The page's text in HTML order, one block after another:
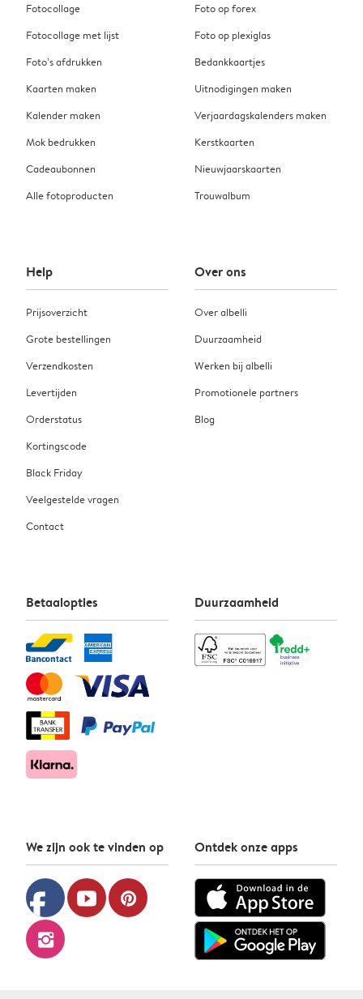
Fotocollage
Fotocollage met lijst
Foto’s afdrukken
Kaarten maken
Kalender maken
Mok bedrukken
Cadeaubonnen
Alle fotoproducten
Foto op forex
Foto op plexiglas
Bedankkaartjes
Uitnodigingen maken
Verjaardagskalenders maken
Kerstkaarten
Nieuwjaarskaarten
Trouwalbum
Help
Prijsoverzicht
Grote bestellingen
Verzendkosten
Levertijden
Orderstatus
Kortingscode
Black Friday
Veelgestelde vragen
Contact
Over ons
Over albelli
Duurzaamheid
Werken bij albelli
Promotionele partners
Blog
Betaalopties Duurzaamheid
We zijn ook te vinden op
facebook youtube pinterest
instagram
Ontdek onze apps